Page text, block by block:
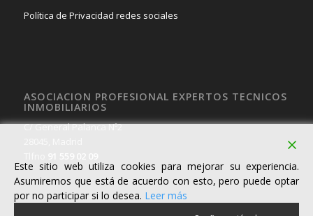
Política de Privacidad redes sociales
ASOCIACION PROFESIONAL EXPERTOS TECNICOS
INMOBILIARIOS
C/ General Palanca Nº2
Este sitio web utiliza cookies para mejorar su experiencia.
Asumiremos que está de acuerdo con esto, pero puede optar
por no participar si lo desea. Leer más